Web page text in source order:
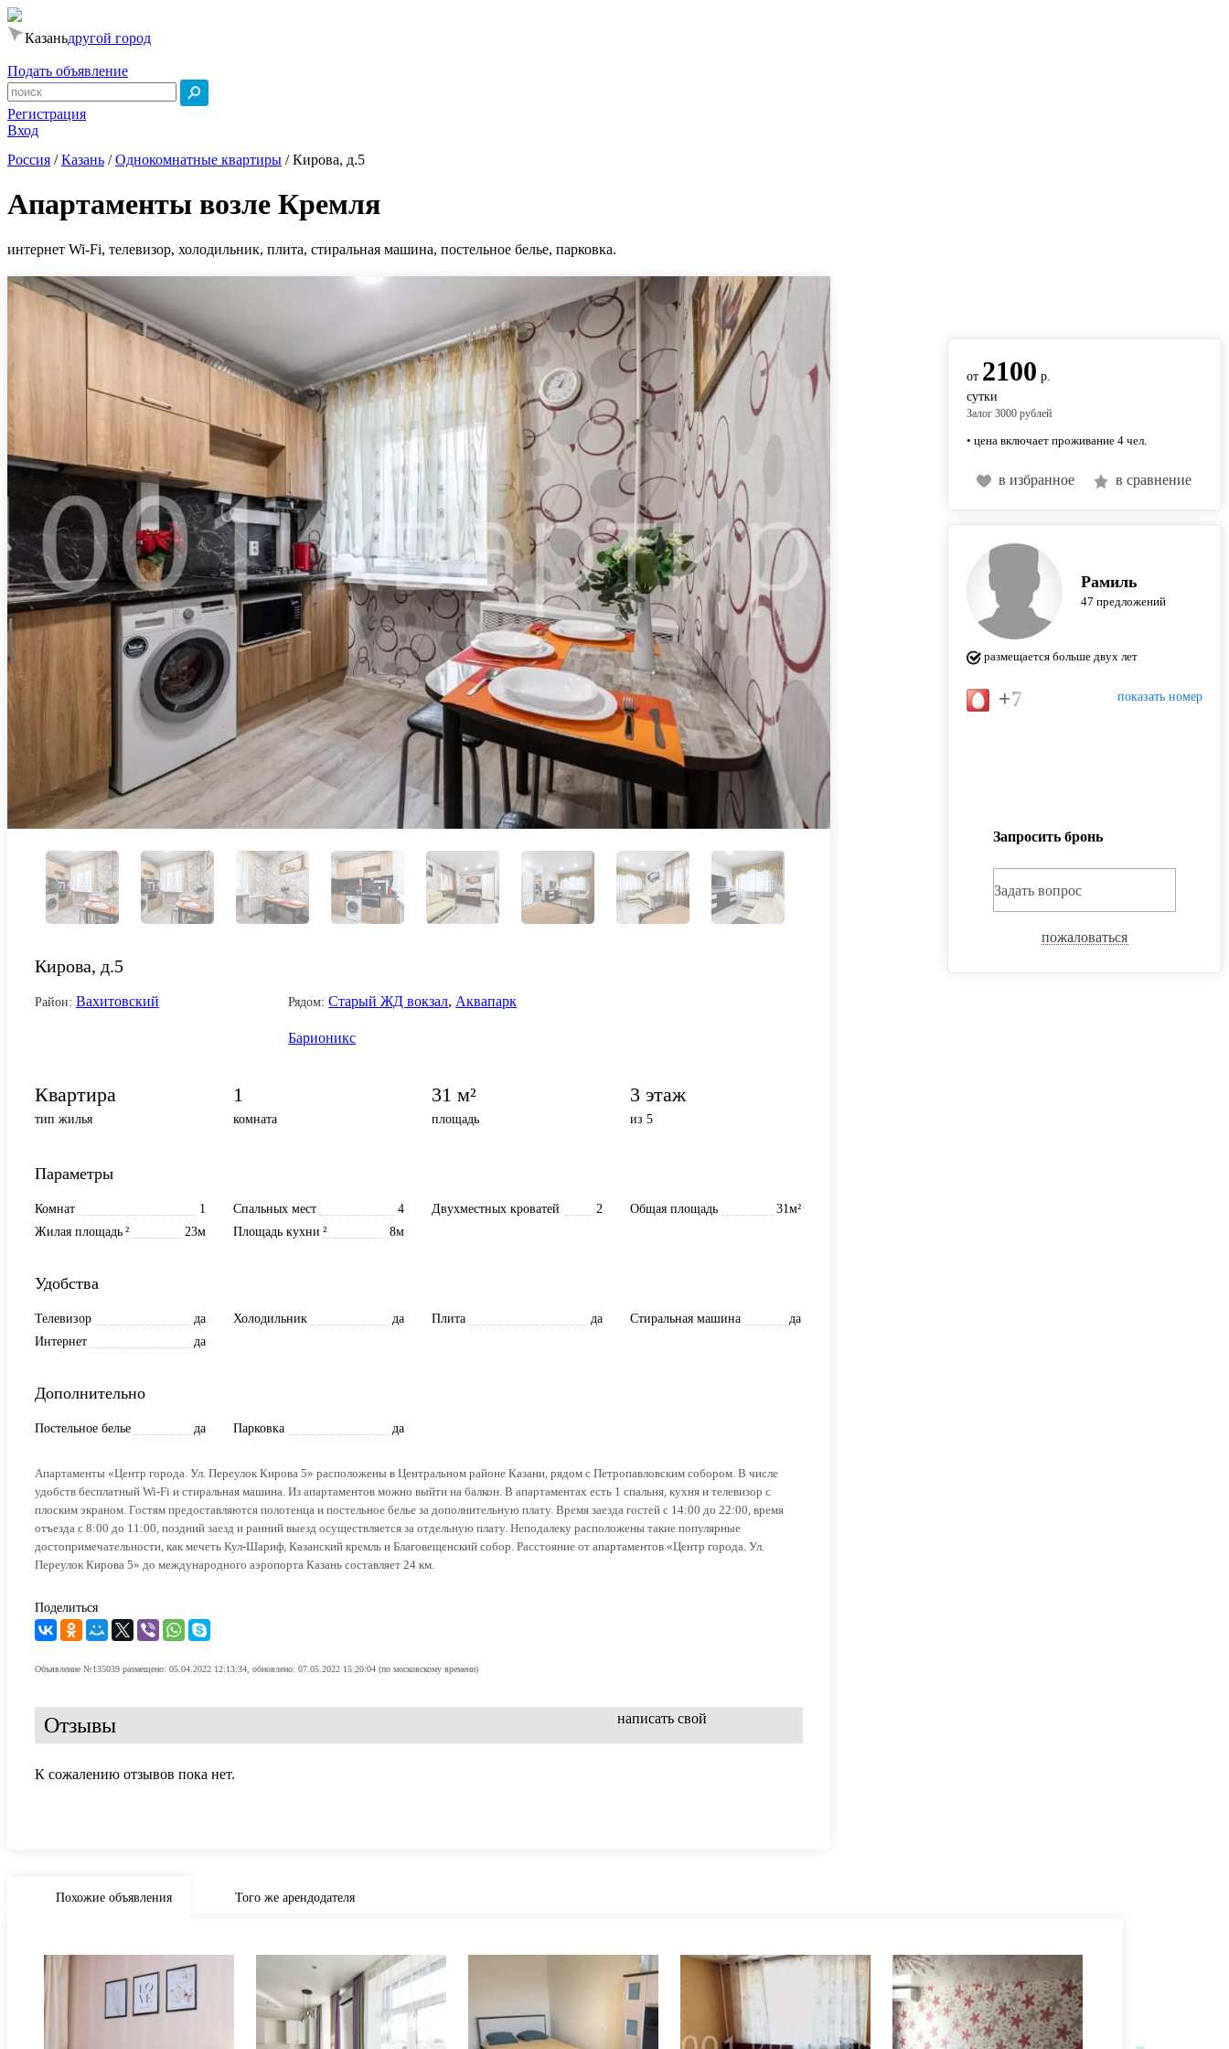
Казаньдругой город
Подать объявление
Регистрация
Вход
Россия /Казань /Однокомнатные квартиры /Кирова, д.5
Апартаменты возле Кремля
интернет Wi-Fi, телевизор, холодильник, плита, стиральная машина, постельное белье, парковка.
Кирова, д.5
Район: Вахитовский Рядом: Старый ЖД вокзал, Аквапарк
Барионикс
Квартира
тип жилья
1
комната
31 м²
площадь
3 этаж
из 5
Параметры
Комнат 1 Спальных мест 4 Двухместных кроватей 2 Общая площадь
31м²
Жилая площадь
23м
² Площадь кухни 8м
²
Удобства
Телевизор да Холодильник да Плита да Стиральная машина
да
Интернет
да
Дополнительно
Постельное белье да Парковка да
Апартаменты «Центр города. Ул. Переулок Кирова 5» расположены в Центральном районе Казани, рядом с Петропавловским собором. В числе
удобств бесплатный Wi-Fi и стиральная машина. Из апартаментов можно выйти на балкон. В апартаментах есть 1 спальня, кухня и телевизор с
плоским экраном. Гостям предоставляются полотенца и постельное белье за дополнительную плату. Время заезда гостей с 14:00 до 22:00, время
отъезда с 8:00 до 11:00, поздний заезд и ранний выезд осуществляется за отдельную плату. Неподалеку расположены такие популярные
достопримечательности, как мечеть Кул-Шариф, Казанский кремль и Благовещенский собор. Расстояние от апартаментов «Центр города. Ул.
Переулок Кирова 5» до международного аэропорта Казань составляет 24 км.
Поделиться
Объявление №135039 размещено: 05.04.2022 12:13:34, обновлено: 07.05.2022 15:20:04 (по московскому времени)
Отзывы написать свой
К сожалению отзывов пока нет.
от 2100 р.
сутки
Залог 3000 рублей
• цена включает проживание 4 чел.
в избранное в сравнение
Рамиль
47 предложений
размещается больше двух лет
показать номер
+7 (917) 914-57-73
Запросить бронь
Задать вопрос
пожаловаться
Похожие объявления Того же арендодателя